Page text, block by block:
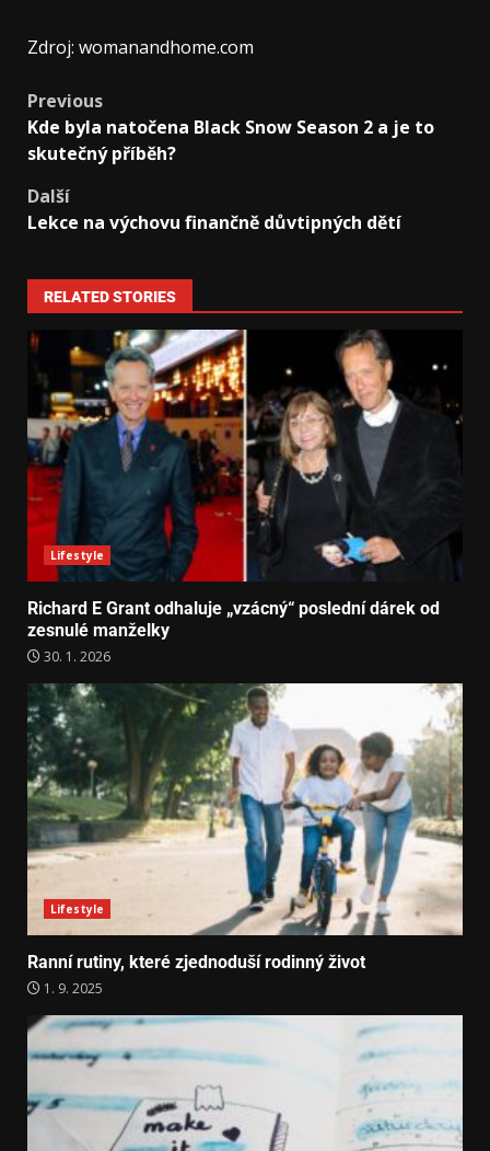
Zdroj: womanandhome.com
Previous
Kde byla natočena Black Snow Season 2 a je to
skutečný příběh?
Další
Lekce na výchovu finančně důvtipných dětí
RELATED STORIES
Lifestyle
Richard E Grant odhaluje „vzácný“ poslední dárek od
zesnulé manželky
30. 1. 2026
Lifestyle
Ranní rutiny, které zjednoduší rodinný život
1. 9. 2025